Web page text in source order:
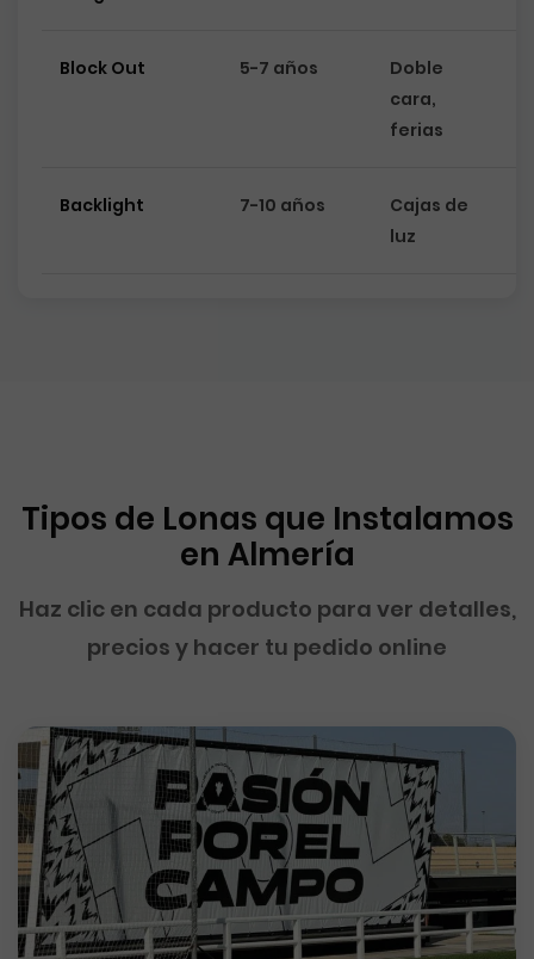
Block Out 5-7 años
Doble
cara,
ferias
Backlight 7-10 años
Cajas de
luz
Tipos de Lonas que Instalamos
en Almería
Haz clic en cada producto para ver detalles,
precios y hacer tu pedido online